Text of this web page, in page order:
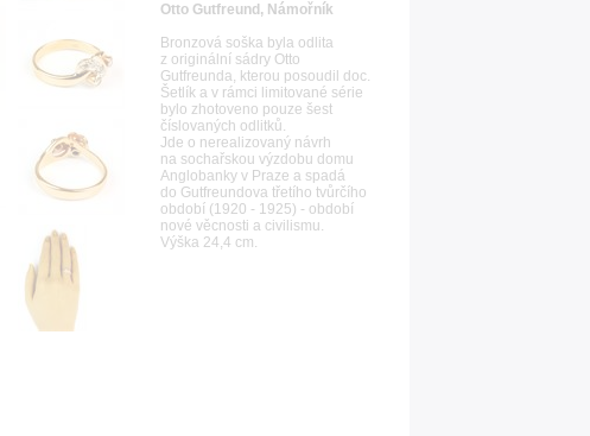
Otto Gutfreund, Námořník
Bronzová soška byla odlita
z originální sádry Otto
Gutfreunda, kterou posoudil doc.
Šetlík a v rámci limitované série
bylo zhotoveno pouze šest
číslovaných odlitků.
Jde o nerealizovaný návrh
na sochařskou výzdobu domu
Anglobanky v Praze a spadá
do Gutfreundova třetího tvůrčího
období (1920 - 1925) - období
nové věcnosti a civilismu.
Výška 24,4 cm.